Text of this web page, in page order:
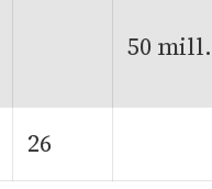
50 mill.
26